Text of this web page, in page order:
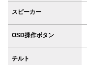
スピーカー
OSD操作ボタン
チルト